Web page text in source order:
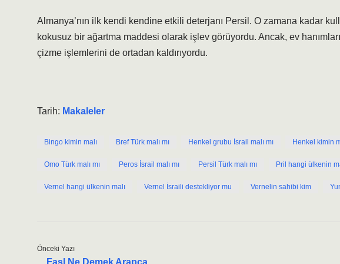
Almanya’nın ilk kendi kendine etkili deterjanı Persil. O zamana kadar
kokusuz bir ağartma maddesi olarak işlev görüyordu. Ancak, ev
çizme işlemlerini de ortadan kaldırıyordu.
Tarih: Makaleler
Bingo kimin malı Bref Türk malı mı Henkel grubu İsrail malı mı Henkel kimin
Omo Türk malı mı Peros İsrail malı mı Persil Türk malı mı Pril hangi ülkenin
Vernel hangi ülkenin malı Vernel İsraili destekliyor mu Vernelin sahibi kim
Önceki Yazı
Fasl Ne Demek Arapça